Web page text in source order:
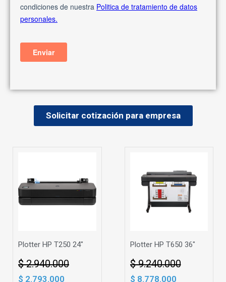
Solicitar cotización para empresa
Plotter HP T250 24"
$ 2.940.000
$ 2.793.000
Plotter HP T650 36"
$ 9.240.000
$ 8.778.000